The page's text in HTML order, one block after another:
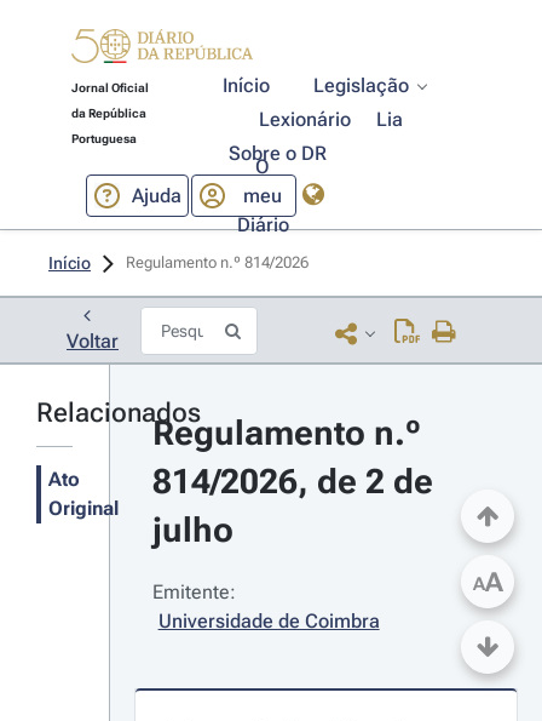
Jornal Oficial
da República
Portuguesa
Início
Legislação
Lexionário
Lia
Sobre o DR
Ajuda
O
meu
Diário
Início Regulamento n.º 814/2026
Voltar
Relacionados
Ato
Original
Regulamento n.º
814/2026, de 2 de
julho
Emitente:
Universidade de Coimbra
AA